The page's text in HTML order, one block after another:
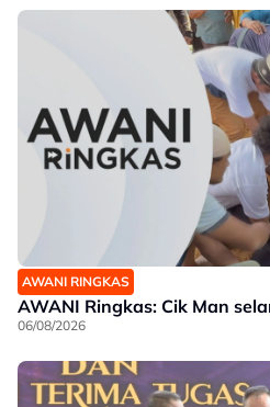
AWANI RINGKAS
AWANI Ringkas: Cik Man
06/08/2026